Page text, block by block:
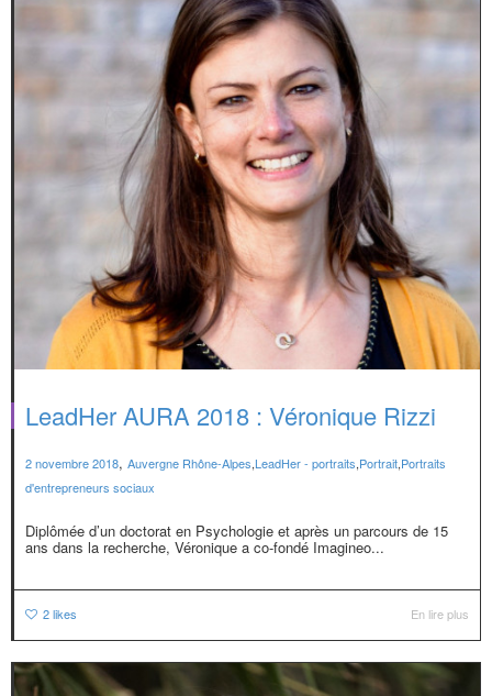
LeadHer AURA 2018 : Véronique Rizzi
2 novembre 2018, Auvergne Rhône-Alpes,LeadHer - portraits,Portrait,Portraits
d'entrepreneurs sociaux
Diplômée d’un doctorat en Psychologie et après un parcours de 15
ans dans la recherche, Véronique a co-fondé Imagineo...
2likes En lire plus